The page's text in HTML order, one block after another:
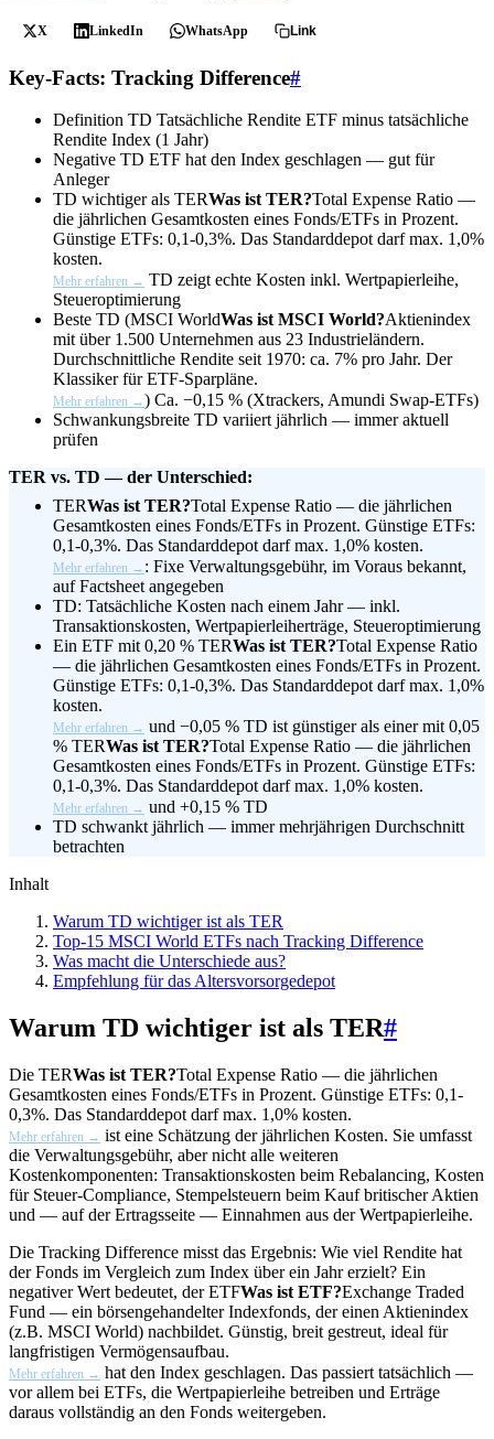
X LinkedIn WhatsApp Link
Key-Facts: Tracking Difference#
Definition TD Tatsächliche Rendite ETF minus tatsächliche
Rendite Index (1 Jahr)
Negative TD ETF hat den Index geschlagen — gut für
Anleger
TD wichtiger als TERWas ist TER?Total Expense Ratio —
die jährlichen Gesamtkosten eines Fonds/ETFs in Prozent.
Günstige ETFs: 0,1-0,3%. Das Standarddepot darf max. 1,0%
kosten.
Mehr erfahren → TD zeigt echte Kosten inkl. Wertpapierleihe,
Steueroptimierung
Beste TD (MSCI WorldWas ist MSCI World?Aktienindex
mit über 1.500 Unternehmen aus 23 Industrieländern.
Durchschnittliche Rendite seit 1970: ca. 7% pro Jahr. Der
Klassiker für ETF-Sparpläne.
Mehr erfahren →) Ca. −0,15 % (Xtrackers, Amundi Swap-ETFs)
Schwankungsbreite TD variiert jährlich — immer aktuell
prüfen
TER vs. TD — der Unterschied:
TERWas ist TER?Total Expense Ratio — die jährlichen
Gesamtkosten eines Fonds/ETFs in Prozent. Günstige ETFs:
0,1-0,3%. Das Standarddepot darf max. 1,0% kosten.
Mehr erfahren → : Fixe Verwaltungsgebühr, im Voraus bekannt,
auf Factsheet angegeben
TD: Tatsächliche Kosten nach einem Jahr — inkl.
Transaktionskosten, Wertpapierleiherträge, Steueroptimierung
Ein ETF mit 0,20 % TERWas ist TER?Total Expense Ratio
— die jährlichen Gesamtkosten eines Fonds/ETFs in Prozent.
Günstige ETFs: 0,1-0,3%. Das Standarddepot darf max. 1,0%
kosten.
Mehr erfahren → und −0,05 % TD ist günstiger als einer mit 0,05
% TERWas ist TER?Total Expense Ratio — die jährlichen
Gesamtkosten eines Fonds/ETFs in Prozent. Günstige ETFs:
0,1-0,3%. Das Standarddepot darf max. 1,0% kosten.
Mehr erfahren → und +0,15 % TD
TD schwankt jährlich — immer mehrjährigen Durchschnitt
betrachten
Inhalt
Warum TD wichtiger ist als TER
Top-15 MSCI World ETFs nach Tracking Difference
Was macht die Unterschiede aus?
Empfehlung für das Altersvorsorgedepot
Warum TD wichtiger ist als TER#
Die TERWas ist TER?Total Expense Ratio — die jährlichen
Gesamtkosten eines Fonds/ETFs in Prozent. Günstige ETFs: 0,1-
0,3%. Das Standarddepot darf max. 1,0% kosten.
Mehr erfahren → ist eine Schätzung der jährlichen Kosten. Sie umfasst
die Verwaltungsgebühr, aber nicht alle weiteren
Kostenkomponenten: Transaktionskosten beim Rebalancing, Kosten
für Steuer-Compliance, Stempelsteuern beim Kauf britischer Aktien
und — auf der Ertragsseite — Einnahmen aus der Wertpapierleihe.
Die Tracking Difference misst das Ergebnis: Wie viel Rendite hat
der Fonds im Vergleich zum Index über ein Jahr erzielt? Ein
negativer Wert bedeutet, derETFWas ist ETF?Exchange Traded
Fund — ein börsengehandelter Indexfonds, der einen Aktienindex
(z.B. MSCI World) nachbildet. Günstig, breit gestreut, ideal für
langfristigen Vermögensaufbau.
Mehr erfahren → hat den Index geschlagen. Das passiert tatsächlich —
vor allem bei ETFs, die Wertpapierleihe betreiben und Erträge
daraus vollständig an den Fonds weitergeben.